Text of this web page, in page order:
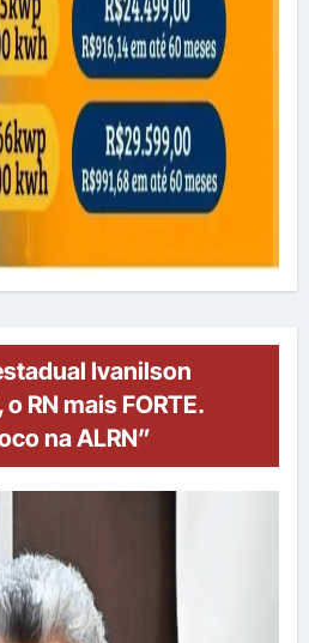
Ivanilson
RN mais FORTE.
na ALRN”